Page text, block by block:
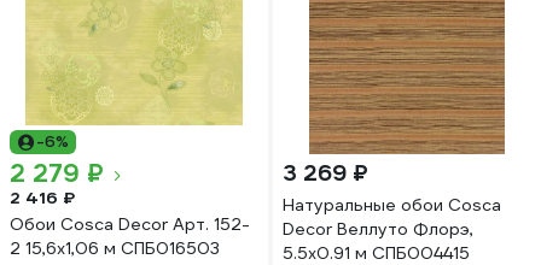
-6%
2 279 ₽
2 416 ₽
Обои Cosca Decor Арт. 152-
2 15,6x1,06 м СПБ016503
3 269 ₽
Натуральные обои Cosca
Decor Веллуто Флорэ,
5.5x0.91 м СПБ004415